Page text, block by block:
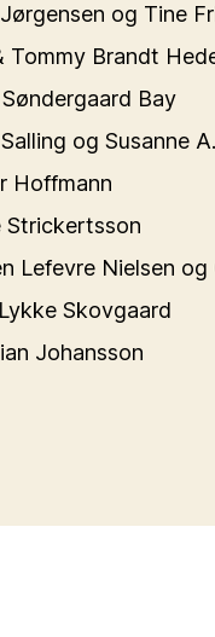
og Tine
Tommy Brandt
Bay
og Susanne
Hoffmann
Strickertsson
Lefevre Nielsen
Skovgaard
Johansson